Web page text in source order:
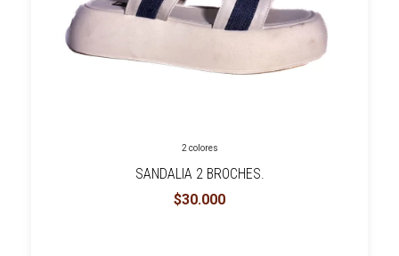
2 colores
SANDALIA 2 BROCHES.
$30.000